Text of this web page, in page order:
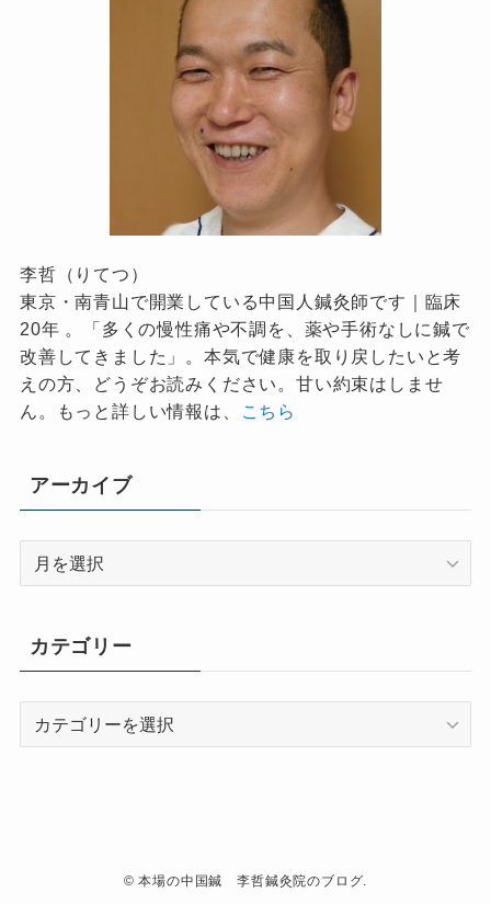
李哲（りてつ）
東京・南青山で開業している中国人鍼灸師です｜臨床
20年 。「多くの慢性痛や不調を、薬や手術なしに鍼で
改善してきました」。本気で健康を取り戻したいと考
えの方、どうぞお読みください。甘い約束はしませ
ん。もっと詳しい情報は、
こちら
アーカイブ
ブ
カテゴリー
© 本場の中国鍼 李哲鍼灸院のブログ.